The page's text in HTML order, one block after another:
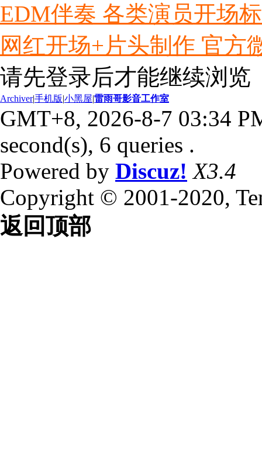
EDM伴奏 各类演员开场
网红开场+片头制作 官方
请先登录后才能继续浏览
Archiver|手机版|小黑屋|雷雨哥影音工作室
GMT+8, 2026-8-7 03:34
second(s), 6 queries .
Powered by Discuz! X3.4
Copyright © 2001-2020,
返回顶部